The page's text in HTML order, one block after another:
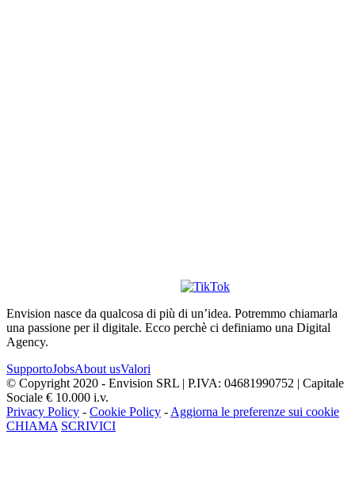
Envision nasce da qualcosa di più di un’idea. Potremmo chiamarla
una passione per il digitale. Ecco perchè ci definiamo una Digital
Agency.
SupportoJobsAbout usValori
© Copyright 2020 - Envision SRL | P.IVA: 04681990752 | Capitale
Sociale € 10.000 i.v.
Privacy Policy - Cookie Policy - Aggiorna le preferenze sui cookie
CHIAMA SCRIVICI